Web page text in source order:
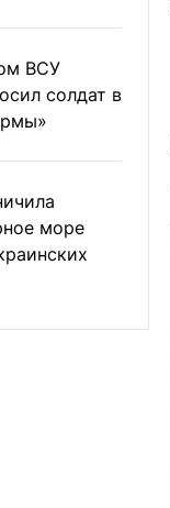
ВСУ
солдат в
море